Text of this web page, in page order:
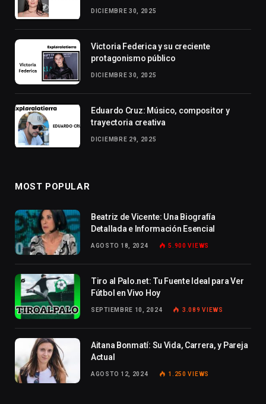
DICIEMBRE 30, 2025
Victoria Federica y su creciente
protagonismo público
DICIEMBRE 30, 2025
Eduardo Cruz: Músico, compositor y
trayectoria creativa
DICIEMBRE 29, 2025
MOST POPULAR
Beatriz de Vicente: Una Biografía
Detallada e Información Esencial
AGOSTO 18, 2024 5.900VIEWS
Tiro al Palo.net: Tu Fuente Ideal para Ver
Fútbol en Vivo Hoy
SEPTIEMBRE 10, 2024 3.089VIEWS
Aitana Bonmatí: Su Vida, Carrera, y Pareja
Actual
AGOSTO 12, 2024 1.250VIEWS